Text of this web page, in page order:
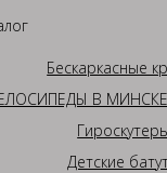
Бескаркасные
В
Детские